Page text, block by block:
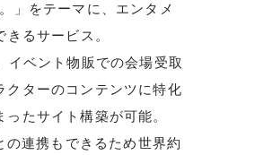
」をテーマに、エンタメ
るサービス。
イベント物販での会場受取
クターのコンテンツに特化
たサイト構築が可能。
連携もできるため世界約